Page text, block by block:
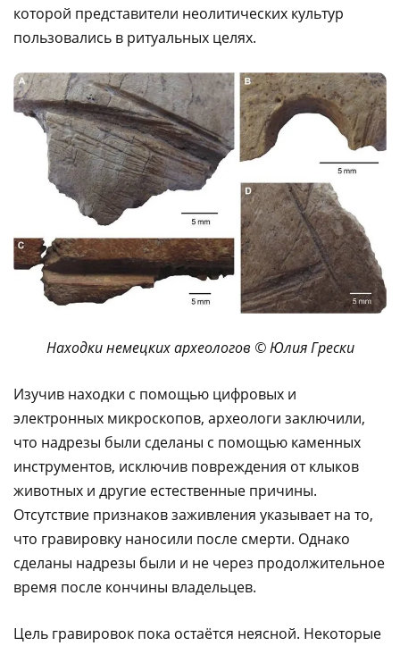
которой представители неолитических культур
пользовались в ритуальных целях.
Находки немецких археологов © Юлия Грески
Изучив находки с помощью цифровых и
электронных микроскопов, археологи заключили,
что надрезы были сделаны с помощью каменных
инструментов, исключив повреждения от клыков
животных и другие естественные причины.
Отсутствие признаков заживления указывает на то,
что гравировку наносили после смерти. Однако
сделаны надрезы были и не через продолжительное
время после кончины владельцев.
Цель гравировок пока остаётся неясной. Некоторые